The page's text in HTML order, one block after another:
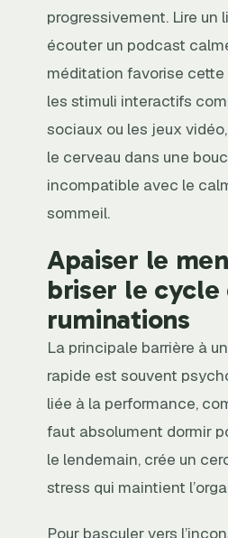
progressivement. Lire un
écouter un podcast
méditation favorise
les stimuli interactifs
sociaux ou les jeux
le cerveau dans une
incompatible avec le
sommeil.
Apaiser le
briser le cycle
ruminations
La principale barrière à
rapide est souvent
liée à la performance,
faut absolument dormir
le lendemain, crée un
stress qui maintient
Pour basculer vers